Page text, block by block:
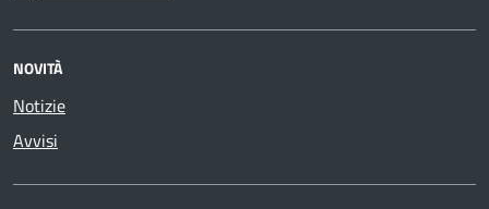
NOVITÀ
Notizie
Avvisi